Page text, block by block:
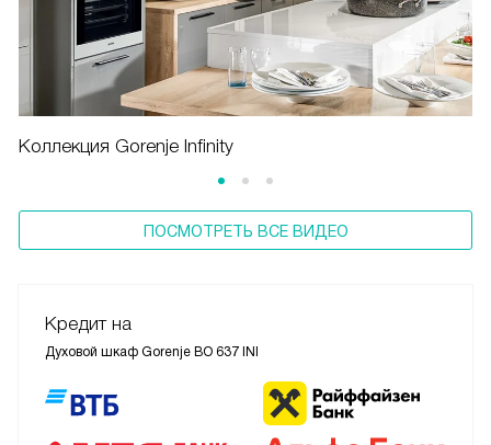
Коллекция Gorenje Infinity
ПОСМОТРЕТЬ ВСЕ ВИДЕО
Кредит на
Духовой шкаф Gorenje BO 637 INI